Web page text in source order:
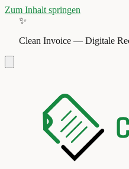
Zum Inhalt springen
✨
Clean Invoice — Digitale